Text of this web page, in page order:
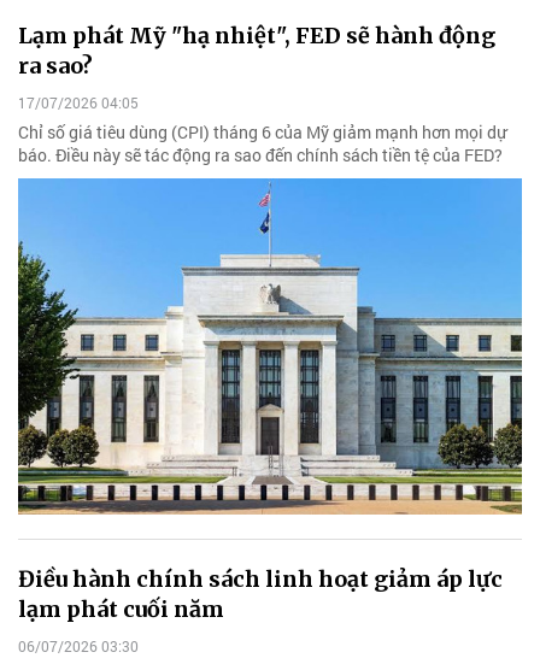
Lạm phát Mỹ "hạ nhiệt", FED sẽ hành động
ra sao?
17/07/2026 04:05
Chỉ số giá tiêu dùng (CPI) tháng 6 của Mỹ giảm mạnh hơn mọi dự
báo. Điều này sẽ tác động ra sao đến chính sách tiền tệ của FED?
Điều hành chính sách linh hoạt giảm áp lực
lạm phát cuối năm
06/07/2026 03:30